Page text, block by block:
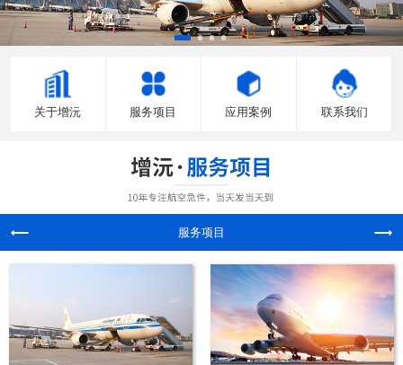
关于增沅 服务项目 应用案例 联系我们
服务项目